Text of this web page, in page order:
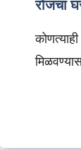
रोजचा